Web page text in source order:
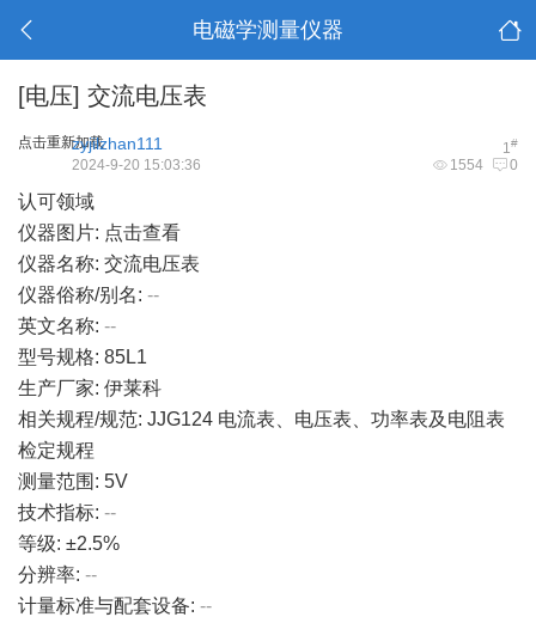
电磁学测量仪器
[电压] 交流电压表
点击重新加载 1#
zyjilzhan111
1554 0
2024-9-20 15:03:36
认可领域
仪器图片: 点击查看
仪器名称: 交流电压表
仪器俗称/别名: --
英文名称: --
型号规格: 85L1
生产厂家: 伊莱科
相关规程/规范: JJG124 电流表、电压表、功率表及电阻表
检定规程
测量范围: 5V
技术指标: --
等级: ±2.5%
分辨率: --
计量标准与配套设备: --